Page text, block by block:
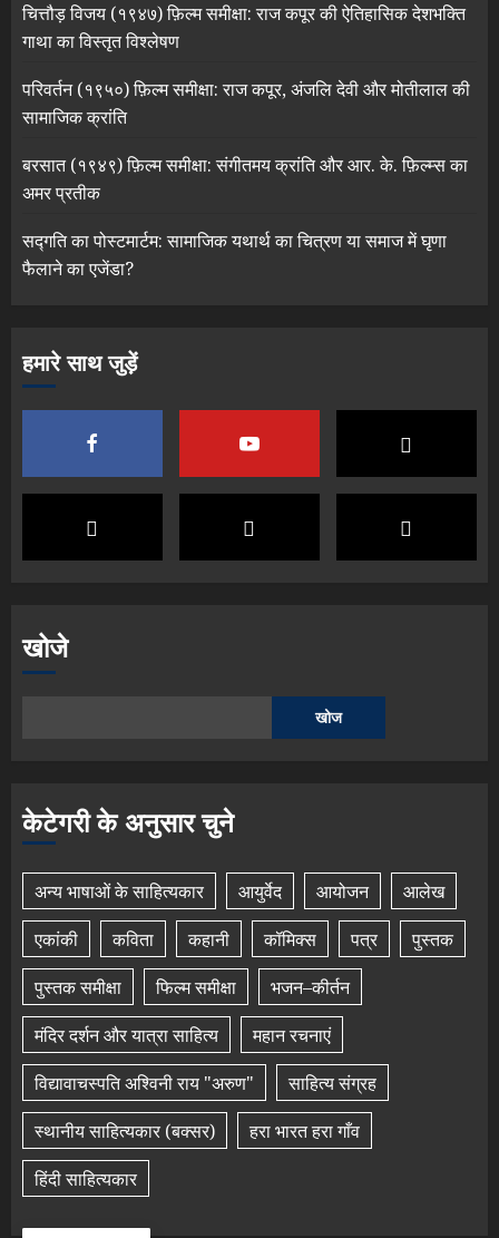
चित्तौड़ विजय (१९४७) फ़िल्म समीक्षा: राज कपूर की ऐतिहासिक देशभक्ति
गाथा का विस्तृत विश्लेषण
परिवर्तन (१९५०) फ़िल्म समीक्षा: राज कपूर, अंजलि देवी और मोतीलाल की
सामाजिक क्रांति
बरसात (१९४९) फ़िल्म समीक्षा: संगीतमय क्रांति और आर. के. फ़िल्म्स का
अमर प्रतीक
सद्गति का पोस्टमार्टम: सामाजिक यथार्थ का चित्रण या समाज में घृणा
फैलाने का एजेंडा?
हमारे साथ जुड़ें
खोजे
खोज
केटेगरी के अनुसार चुने
अन्य भाषाओं के साहित्यकार आयुर्वेद आयोजन
आलेख
एकांकी
कविता कहानी कॉमिक्स पत्र
पुस्तक
पुस्तक समीक्षा
फिल्म समीक्षा
भजन–कीर्तन
मंदिर दर्शन और यात्रा साहित्य
महान रचनाएं
विद्यावाचस्पति अश्विनी राय "अरुण"
साहित्य संग्रह
स्थानीय साहित्यकार (बक्सर)
हरा भारत हरा गाँव
हिंदी साहित्यकार